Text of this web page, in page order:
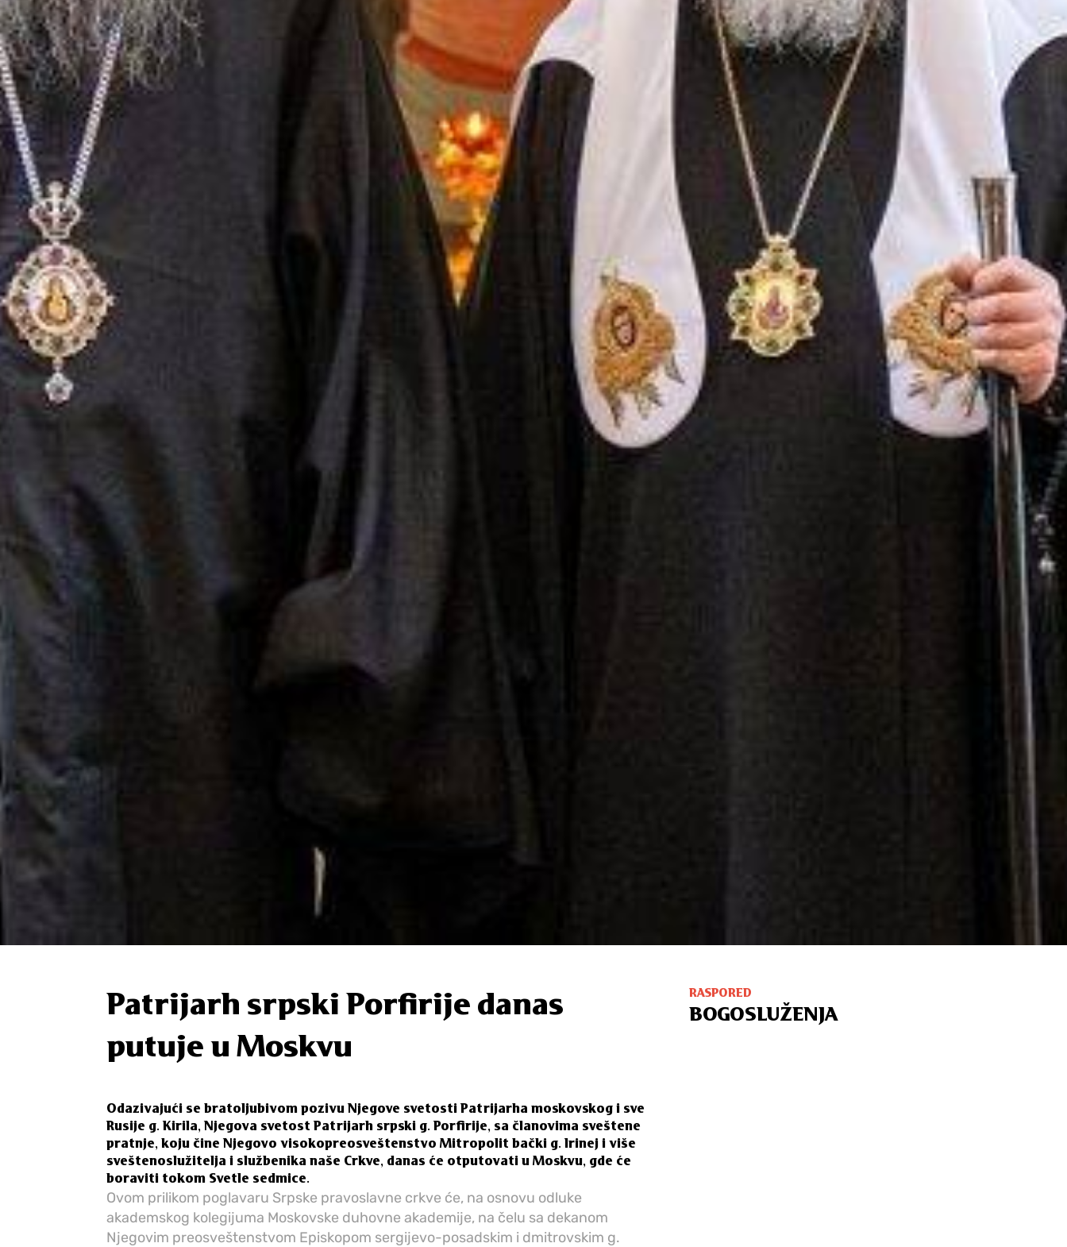
Patrijarh srpski Porfirije danas
putuje u Moskvu
Odazivajući se bratoljubivom pozivu Njegove svetosti Patrijarha moskovskog i sve
Rusije g. Kirila, Njegova svetost Patrijarh srpski g. Porfirije, sa članovima sveštene
pratnje, koju čine Njegovo visokopreosveštenstvo Mitropolit bački g. Irinej i više
sveštenoslužitelja i službenika naše Crkve, danas će otputovati u Moskvu, gde će
boraviti tokom Svetle sedmice.
Ovom prilikom poglavaru Srpske pravoslavne crkve će, na osnovu odluke
akademskog kolegijuma Moskovske duhovne akademije, na čelu sa dekanom
Njegovim preosveštenstvom Episkopom sergijevo-posadskim i dmitrovskim g.
RASPORED
BOGOSLUŽENJA